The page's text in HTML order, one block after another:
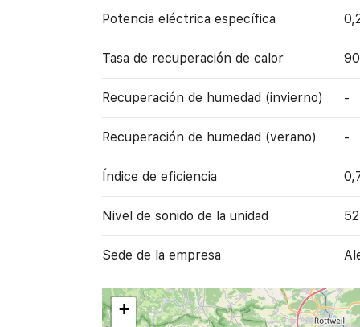
Potencia eléctrica específica
Tasa de recuperación de calor
Recuperación de humedad (invierno) -
Recuperación de humedad (verano) -
Índice de eficiencia
Nivel de sonido de la unidad
Sede de la empresa
+